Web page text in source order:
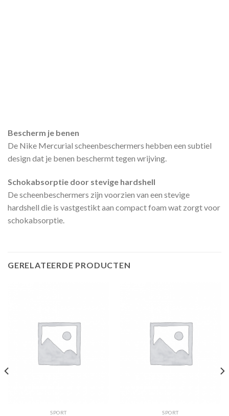
Bescherm je benen
De Nike Mercurial scheenbeschermers hebben een subtiel
design dat je benen beschermt tegen wrijving.
Schokabsorptie door stevige hardshell
De scheenbeschermers zijn voorzien van een stevige
hardshell die is vastgestikt aan compact foam wat zorgt voor
schokabsorptie.
GERELATEERDE PRODUCTEN
SPORT SPORT